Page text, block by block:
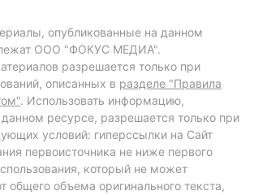
опубликованные на данном
ООО "ФОКУС МЕДИА".
разрешается только при
описанных в разделе "Правила
. Использовать информацию,
ресурсе, разрешается только при
условий: гиперссылки на Сайт
первоисточника не ниже первого
который не может
общего объема оригинального текста,